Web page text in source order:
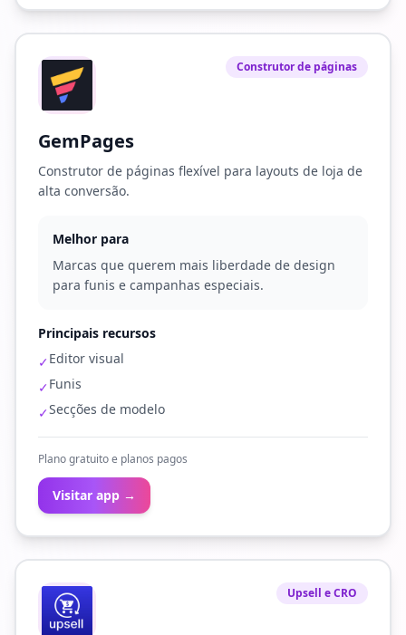
Construtor de páginas
GemPages
Construtor de páginas flexível para layouts de loja de
alta conversão.
Melhor para
Marcas que querem mais liberdade de design
para funis e campanhas especiais.
Principais recursos
✓Editor visual
✓Funis
✓Secções de modelo
Plano gratuito e planos pagos
Visitar app →
Upsell e CRO